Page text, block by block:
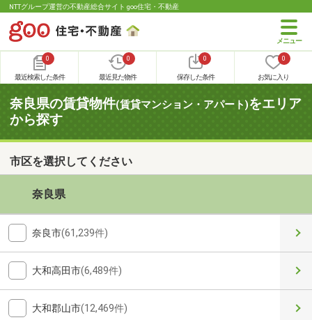
NTTグループ運営の不動産総合サイト goo住宅・不動産
0
最近検索した条件
0
最近見た物件
0
保存した条件
0
お気に入り
奈良県の賃貸物件(賃貸マンション・アパート)をエリア
から探す
市区を選択してください
奈良県
奈良市(61,239件)
大和高田市(6,489件)
大和郡山市(12,469件)